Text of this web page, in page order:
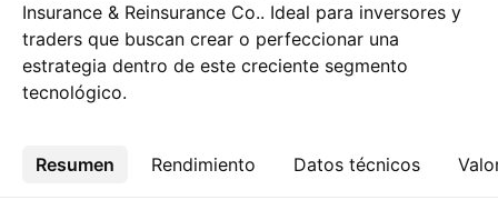
Insurance & Reinsurance Co.. Ideal para inversores y
traders que buscan crear o perfeccionar una
estrategia dentro de este creciente segmento
tecnológico.
Resumen Rendimiento Datos técnicos
Más